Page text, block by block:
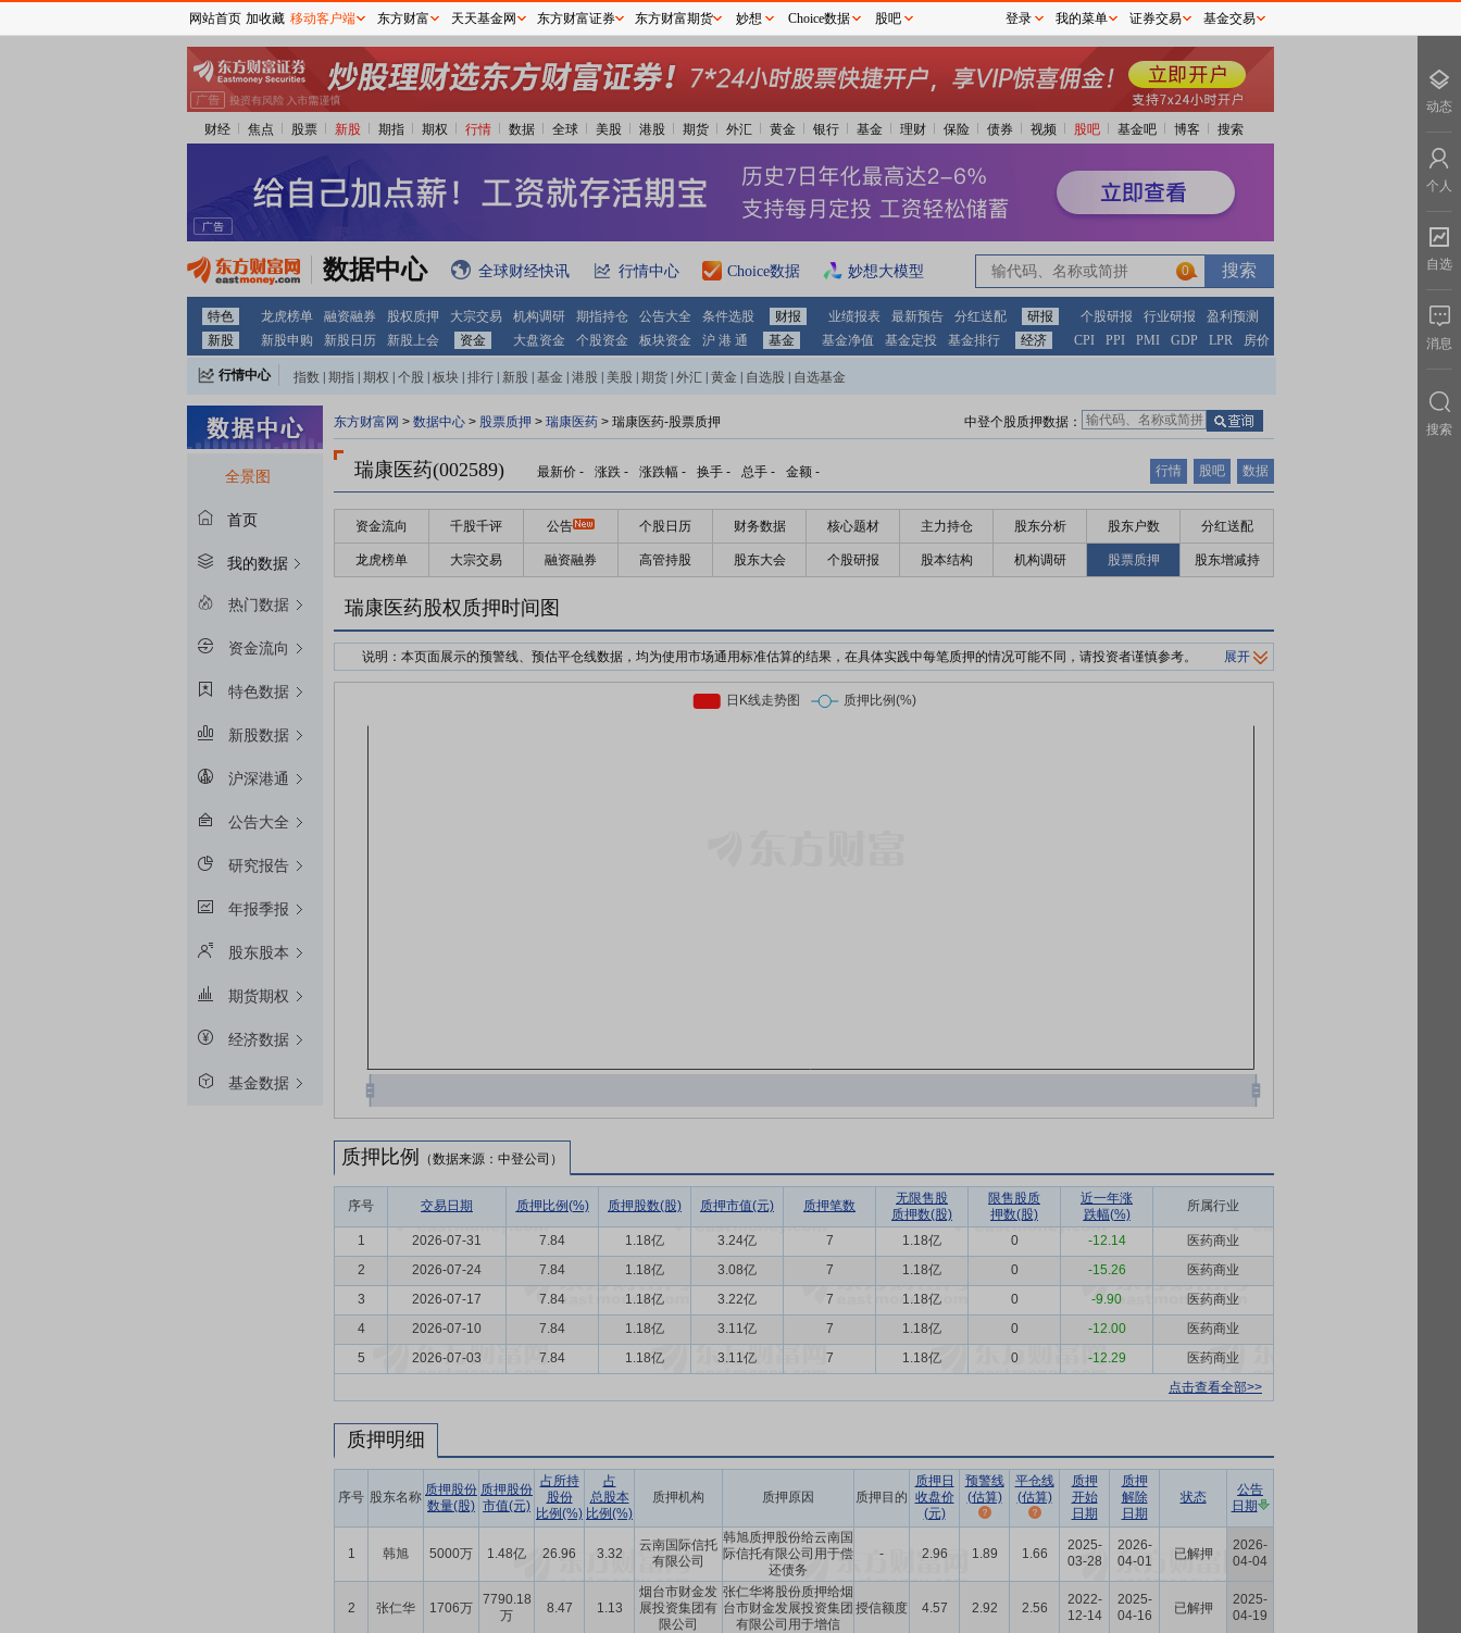
财经 焦点 股票 新股 期指 期权 行情 数据 全球 美股 港股 期货 外汇 黄金 银行 基金 理财 保险 债券 视频 股吧 基金吧 博客 搜索
数据中心 全球财经快讯 行情中心 Choice数据 妙想大模型 0
特色 龙虎榜单 融资融券 股权质押 大宗交易 机构调研 期指持仓 公告大全 条件选股 财报 业绩报表 最新预告 分红送配 研报 个股研报 行业研报
盈利预测
新股
新股申购 新股日历 新股上会 资金 大盘资金 个股资金 板块资金 沪 港 通 基金 基金净值 基金定投 基金排行 经济 CPI PPI PMI GDP LPR 房价
行情中心 指数 期指 期权 个股 板块 排行 新股 基金 港股 美股 期货 外汇 黄金 自选股 自选基金
全景图
首页
我的数据
热门数据
资金流向
特色数据
新股数据
沪深港通
公告大全
研究报告
年报季报
股东股本
期货期权
经济数据
基金数据
东方财富网 > 数据中心 > 股票质押 > 瑞康医药 > 瑞康医药-股票质押 中登个股质押数据：
瑞康医药(002589) 最新价 - 涨跌 - 涨跌幅 - 换手 - 总手 - 金额 - 行情 股吧 数据
资金流向 千股千评 公告 个股日历 财务数据 核心题材 主力持仓 股东分析 股东户数 分红送配
龙虎榜单 大宗交易 融资融券 高管持股 股东大会 个股研报 股本结构 机构调研 股票质押 股东增减持
瑞康医药股权质押时间图
说明：本页面展示的预警线、预估平仓线数据，均为使用市场通用标准估算的结果，在具体实践中每笔质押的情况可能不同，请投资者谨慎参考。
接受股权质押的金融机构为了防止股价下跌对自己的利益造成损失，对质押个股的股价设置预警价格与强制平仓价格。
预警线算法：冻结起始日收盘价前复权*质押率*预警线比例
展开
质押比例 （数据来源：中登公司）
序号 交易日期 质押比例(%) 质押股数(股) 质押市值(元) 质押笔数
无限售股
质押数(股)
限售股质
押数(股)
近一年涨
跌幅(%)
所属行业
1 2026-07-31 7.84 1.18亿 3.24亿 7 1.18亿 0 -12.14
医药商业
2
2026-07-24 7.84 1.18亿 3.08亿 7 1.18亿 0 -15.26
医药商业
3
2026-07-17 7.84 1.18亿 3.22亿 7 1.18亿 0 -9.90
医药商业
4
2026-07-10 7.84 1.18亿 3.11亿 7 1.18亿 0 -12.00
医药商业
5
2026-07-03 7.84 1.18亿 3.11亿 7 1.18亿 0 -12.29
医药商业
点击查看全部>>
质押明细
序号 股东名称 质押股份
数量(股)
质押股份
市值(元)
占所持
股份
比例(%)
占
总股本
比例(%)
质押机构 质押原因 质押目的
质押日
收盘价
(元)
预警线
(估算)
平仓线
(估算)
质押
开始
日期
质押
解除
日期
状态
公告
日期
1 韩旭 5000万 1.48亿 26.96 3.32
云南国际信托
有限公司
韩旭质押股份给云南国
际信托有限公司用于偿
还债务
- 2.96 1.89 1.66
2025-
03-28
2026-
04-01
已解押
2026-
04-04
2 张仁华 1706万
7790.18
万
8.47 1.13
烟台市财金发
展投资集团有
限公司
张仁华将股份质押给烟
台市财金发展投资集团
有限公司用于增信
授信额度 4.57 2.92 2.56
2022-
12-14
2025-
04-16
已解押
2025-
04-19
网站首页 加收藏 移动客户端 东方财富 天天基金网 东方财富证券 东方财富期货 妙想 Choice数据 股吧 登录 我的菜单 证券交易 基金交易
动态
个人
自选
消息
搜索